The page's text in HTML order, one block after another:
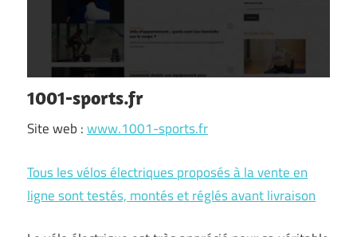
1001-sports.fr
Site web :www.1001-sports.fr
Tous les vélos électriques proposés à la vente en
ligne sont testés, montés et réglés avant livraison